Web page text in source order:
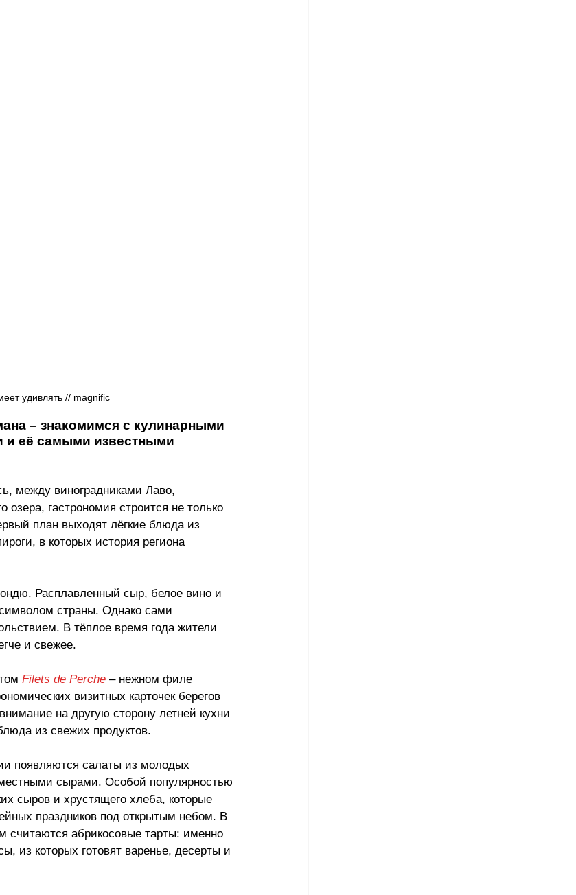
удивлять // magnific
– знакомимся с кулинарными
её самыми известными
между виноградниками Лаво,
гастрономия строится не только
план выходят лёгкие блюда из
в которых история региона
Расплавленный сыр, белое вино и
страны. Однако сами
В тёплое время года жители
и свежее.
Filets de Perche – нежном филе
визитных карточек берегов
на другую сторону летней кухни
из свежих продуктов.
появляются салаты из молодых
сырами. Особой популярностью
сыров и хрустящего хлеба, которые
праздников под открытым небом. В
считаются абрикосовые тарты: именно
из которых готовят варенье, десерты и